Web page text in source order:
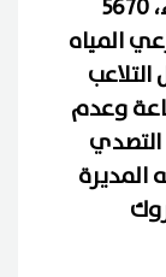
الجهوية للتجارة بنابل، أمس الأربعاء، 5670
المياه
وعدم
التصدي
المديرة